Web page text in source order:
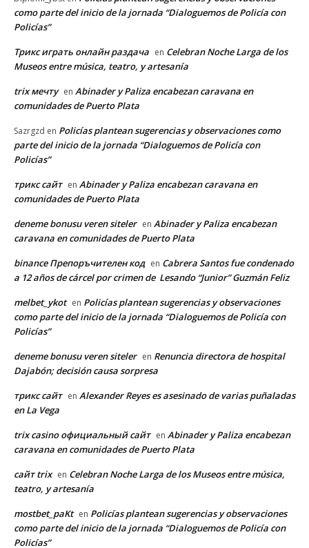
como parte del inicio de la jornada “Dialoguemos de Policía con
Policías”
Трикс играть онлайн раздача en Celebran Noche Larga de los
Museos entre música, teatro, y artesanía
trix мечту en Abinader y Paliza encabezan caravana en
comunidades de Puerto Plata
Sazrgzd en Policías plantean sugerencias y observaciones como
parte del inicio de la jornada “Dialoguemos de Policía con
Policías”
трикс сайт en Abinader y Paliza encabezan caravana en
comunidades de Puerto Plata
deneme bonusu veren siteler en Abinader y Paliza encabezan
caravana en comunidades de Puerto Plata
binance Препоръчителен код en Cabrera Santos fue condenado
a 12 años de cárcel por crimen de Lesando “Junior” Guzmán Feliz
melbet_ykot en Policías plantean sugerencias y observaciones
como parte del inicio de la jornada “Dialoguemos de Policía con
Policías”
deneme bonusu veren siteler en Renuncia directora de hospital
Dajabón; decisión causa sorpresa
трикс сайт en Alexander Reyes es asesinado de varias puñaladas
en La Vega
trix casino официальный сайт en Abinader y Paliza encabezan
caravana en comunidades de Puerto Plata
сайт trix en Celebran Noche Larga de los Museos entre música,
teatro, y artesanía
mostbet_paKt en Policías plantean sugerencias y observaciones
como parte del inicio de la jornada “Dialoguemos de Policía con
Policías”